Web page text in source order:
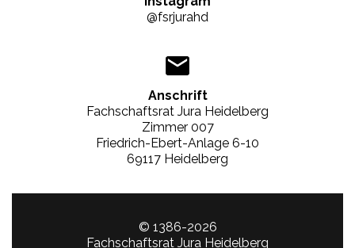
@fsrjurahd
Anschrift
Fachschaftsrat Jura Heidelberg
Zimmer 007
Friedrich-Ebert-Anlage 6-10
69117 Heidelberg
© 1386-2026
Fachschaftsrat Jura Heidelberg